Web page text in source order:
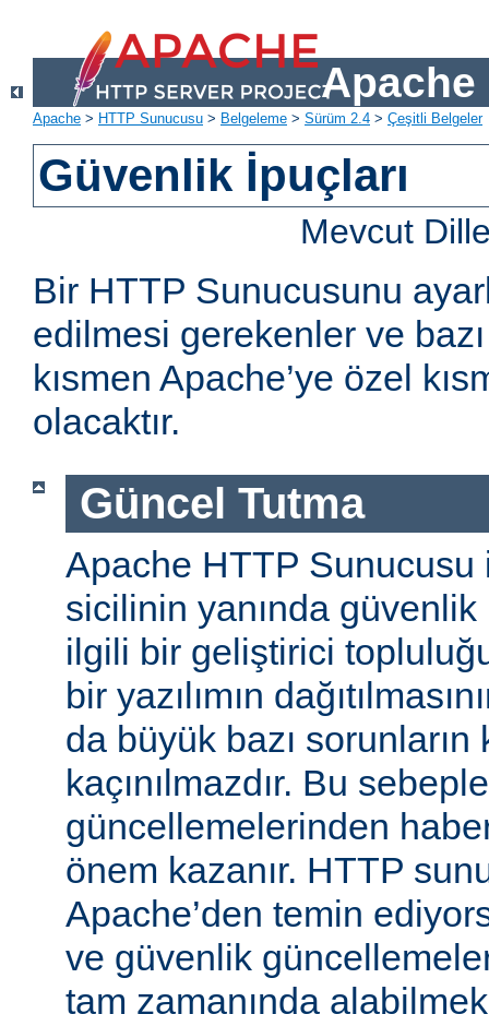
Apache
Apache > HTTP Sunucusu > Belgeleme > Sürüm 2.4 > Çeşitli Belgeler
Güvenlik İpuçları
Mevcut
Bir HTTP Sunucusunu
edilmesi gerekenler ve
kısmen Apache’ye özel
olacaktır.
Güncel Tutma
Apache HTTP Sunucusu
sicilinin yanında
ilgili bir geliştirici
bir yazılımın
da büyük bazı
kaçınılmazdır. Bu
güncellemelerinden
önem kazanır. HTTP
Apache’den temin
ve güvenlik
tam zamanında